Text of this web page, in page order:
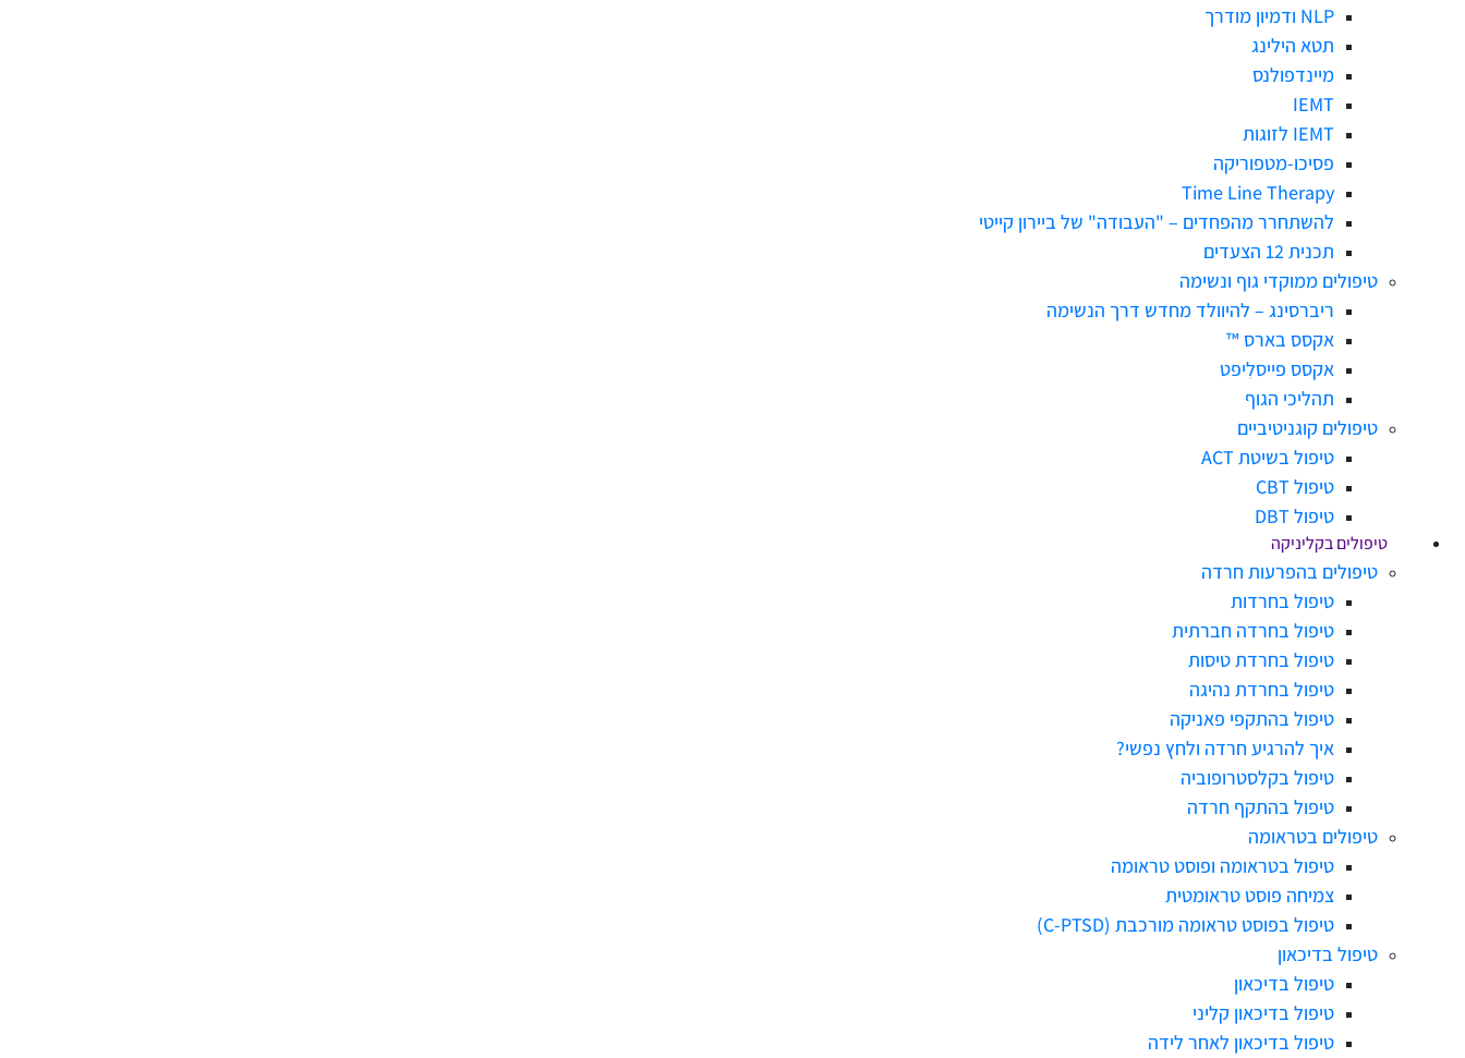
NLP ודמיון מודרך
תטא הילינג
מיינדפולנס
IEMT
IEMT לזוגות
פסיכו-מטפוריקה
Time Line Therapy
להשתחרר מהפחדים – "העבודה" של ביירון קייטי
תכנית 12 הצעדים
טיפולים ממוקדי גוף ונשימה
ריברסינג – להיוולד מחדש דרך הנשימה
אקסס בארס ™
אקסס פייסלִיפט
תהליכי הגוף
טיפולים קוגניטיביים
טיפול בשיטת ACT
טיפול CBT
טיפול DBT
טיפולים בקליניקה
טיפולים בהפרעות חרדה
טיפול בחרדות
טיפול בחרדה חברתית
טיפול בחרדת טיסות
טיפול בחרדת נהיגה
טיפול בהתקפי פאניקה
איך להרגיע חרדה ולחץ נפשי?
טיפול בקלסטרופוביה
טיפול בהתקף חרדה
טיפולים בטראומה
טיפול בטראומה ופוסט טראומה
צמיחה פוסט טראומטית
טיפול בפוסט טראומה מורכבת (C-PTSD)
טיפול בדיכאון
טיפול בדיכאון
טיפול בדיכאון קליני
טיפול בדיכאון לאחר לידה